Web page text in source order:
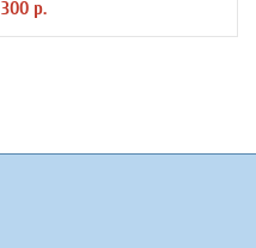
300 р.